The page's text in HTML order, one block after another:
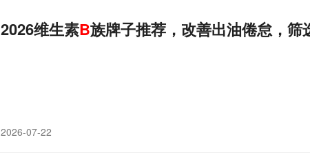
2026维生素B族牌子推荐，改善出油倦怠，筛
2026-07-22